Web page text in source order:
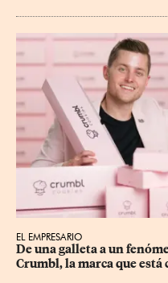
EL EMPRESARIO
De una galleta a un
Crumbl, la marca que